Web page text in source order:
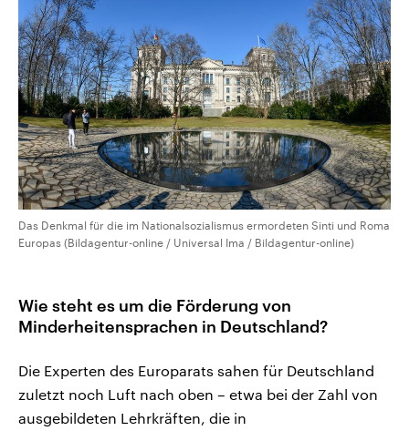
Das Denkmal für die im Nationalsozialismus ermordeten Sinti und Roma
Europas (Bildagentur-online / Universal Ima / Bildagentur-online)
Wie steht es um die Förderung von
Minderheitensprachen in Deutschland?
Die Experten des Europarats sahen für Deutschland
zuletzt noch Luft nach oben – etwa bei der Zahl von
ausgebildeten Lehrkräften, die in